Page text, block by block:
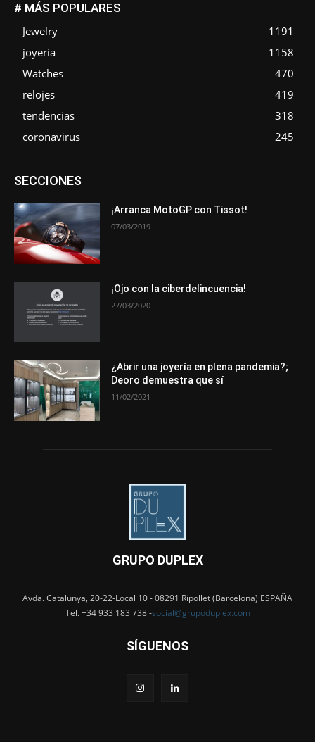
# MÁS POPULARES
Jewelry
1191
joyería
1158
Watches
470
relojes
419
tendencias
318
coronavirus
245
SECCIONESAsociaciones
Novedades
Opiniones Premios Secciones
¡Arranca MotoGP con Tissot!
07/03/2019
¡Ojo con la ciberdelincuencia!
27/03/2020
¿Abrir una joyería en plena pandemia?;
Deoro demuestra que sí
11/02/2021
GRUPO DUPLEX
Avda. Catalunya, 20-22-Local 10 - 08291 Ripollet (Barcelona) ESPAÑA
Tel. +34 933 183 738 -social@grupoduplex.com
SÍGUENOS